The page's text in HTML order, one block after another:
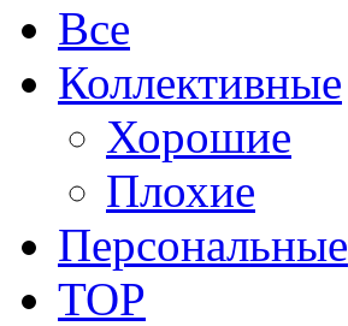
Все
Коллективные
Хорошие
Плохие
Персональные
TOP